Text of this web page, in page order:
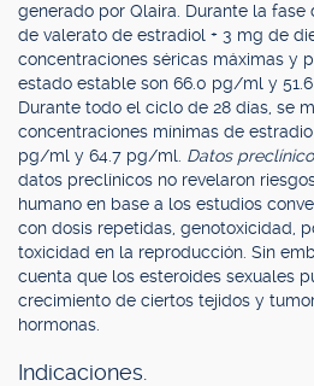
generado por Qlaira. Durante la
de valerato de estradiol + 3 mg de
concentraciones séricas máximas y
estado estable son 66.0 pg/ml y
Durante todo el ciclo de 28 días, se
concentraciones mínimas de
pg/ml y 64.7 pg/ml. Datos
datos preclínicos no revelaron
humano en base a los estudios
con dosis repetidas, genotoxicidad,
toxicidad en la reproducción. Sin
cuenta que los esteroides sexuales
crecimiento de ciertos tejidos y
hormonas.
Indicaciones.